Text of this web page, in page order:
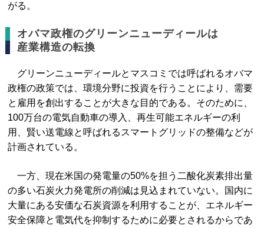
がる。
オバマ政権のグリーンニューディールは
産業構造の転換
グリーンニューディールとマスコミでは呼ばれるオバマ
政権の政策では、環境分野に投資を行うことにより、需要
と雇用を創出することが大きな目的である。そのために、
100万台の電気自動車の導入、再生可能エネルギーの利
用、賢い送電線と呼ばれるスマートグリッドの整備などが
計画されている。
一方、現在米国の発電量の50%を担う二酸化炭素排出量
の多い石炭火力発電所の削減は見込まれていない。国内に
大量にある安価な石炭資源を利用することが、エネルギー
安全保障と電気代を抑制するために必要とされるからであ